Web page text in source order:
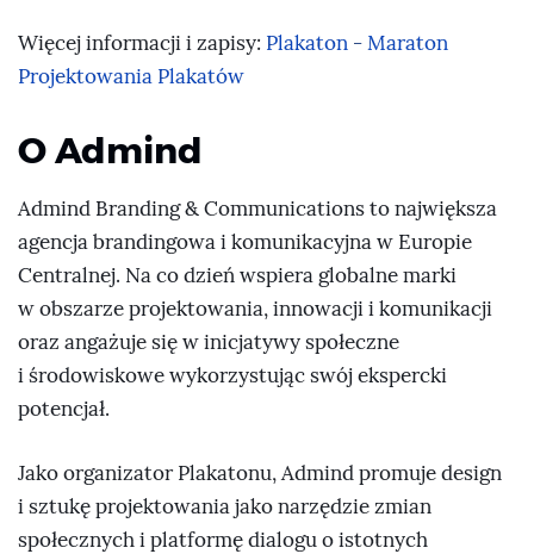
Więcej informacji i zapisy: Plakaton - Maraton
Projektowania Plakatów
O Admind
Admind Branding & Communications to największa
agencja brandingowa i komunikacyjna w Europie
Centralnej. Na co dzień wspiera globalne marki
w obszarze projektowania, innowacji i komunikacji
oraz angażuje się w inicjatywy społeczne
i środowiskowe wykorzystując swój ekspercki
potencjał.
Jako organizator Plakatonu, Admind promuje design
i sztukę projektowania jako narzędzie zmian
społecznych i platformę dialogu o istotnych